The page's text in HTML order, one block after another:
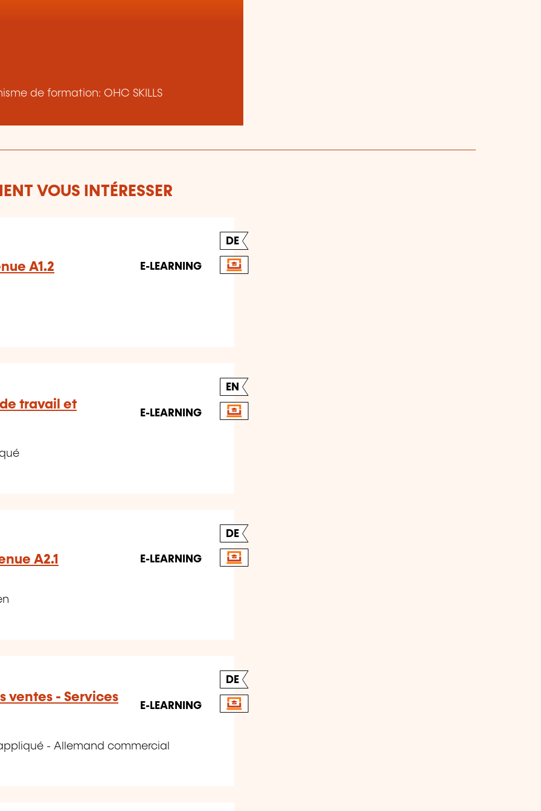
de formation: OHC SKILLS
VOUS INTÉRESSER
DE
A1.2 E-LEARNING
EN
travail et
E-LEARNING
DE
A2.1 E-LEARNING
DE
ventes - Services
E-LEARNING
- Allemand commercial